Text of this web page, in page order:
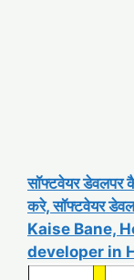
सॉफ्टवेयर डेवलपर
करे, सॉफ्टवेयर
Kaise Bane,
developer in